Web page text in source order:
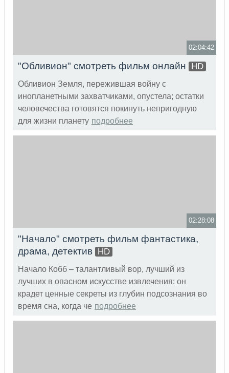
02:04:42
"Обливион" смотреть фильм онлайн HD
Обливион Земля, пережившая войну с
инопланетными захватчиками, опустела; остатки
человечества готовятся покинуть непригодную
для жизни планету подробнее
02:28:08
"Начало" смотреть фильм фантастика,
драма, детектив HD
Начало Кобб – талантливый вор, лучший из
лучших в опасном искусстве извлечения: он
крадет ценные секреты из глубин подсознания во
время сна, когда че подробнее